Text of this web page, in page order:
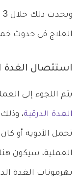
العلاج في حدوث
استئصال الغدة
يتم اللجوء إلى
الغدة الدرقية،
تحمل الأدوية أو
العملية، سيكون
بهرمونات الغدة